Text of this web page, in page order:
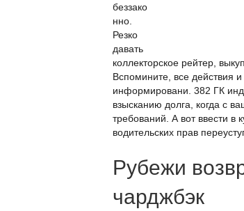
беззако
нно.
Резко
давать
коллекторское рейтер,
Вспомините, все действия
информировани. 382 ГК
взысканию долга, когда с
требований. А вот ввести в
водительских прав
Рубежи
чарджбэк